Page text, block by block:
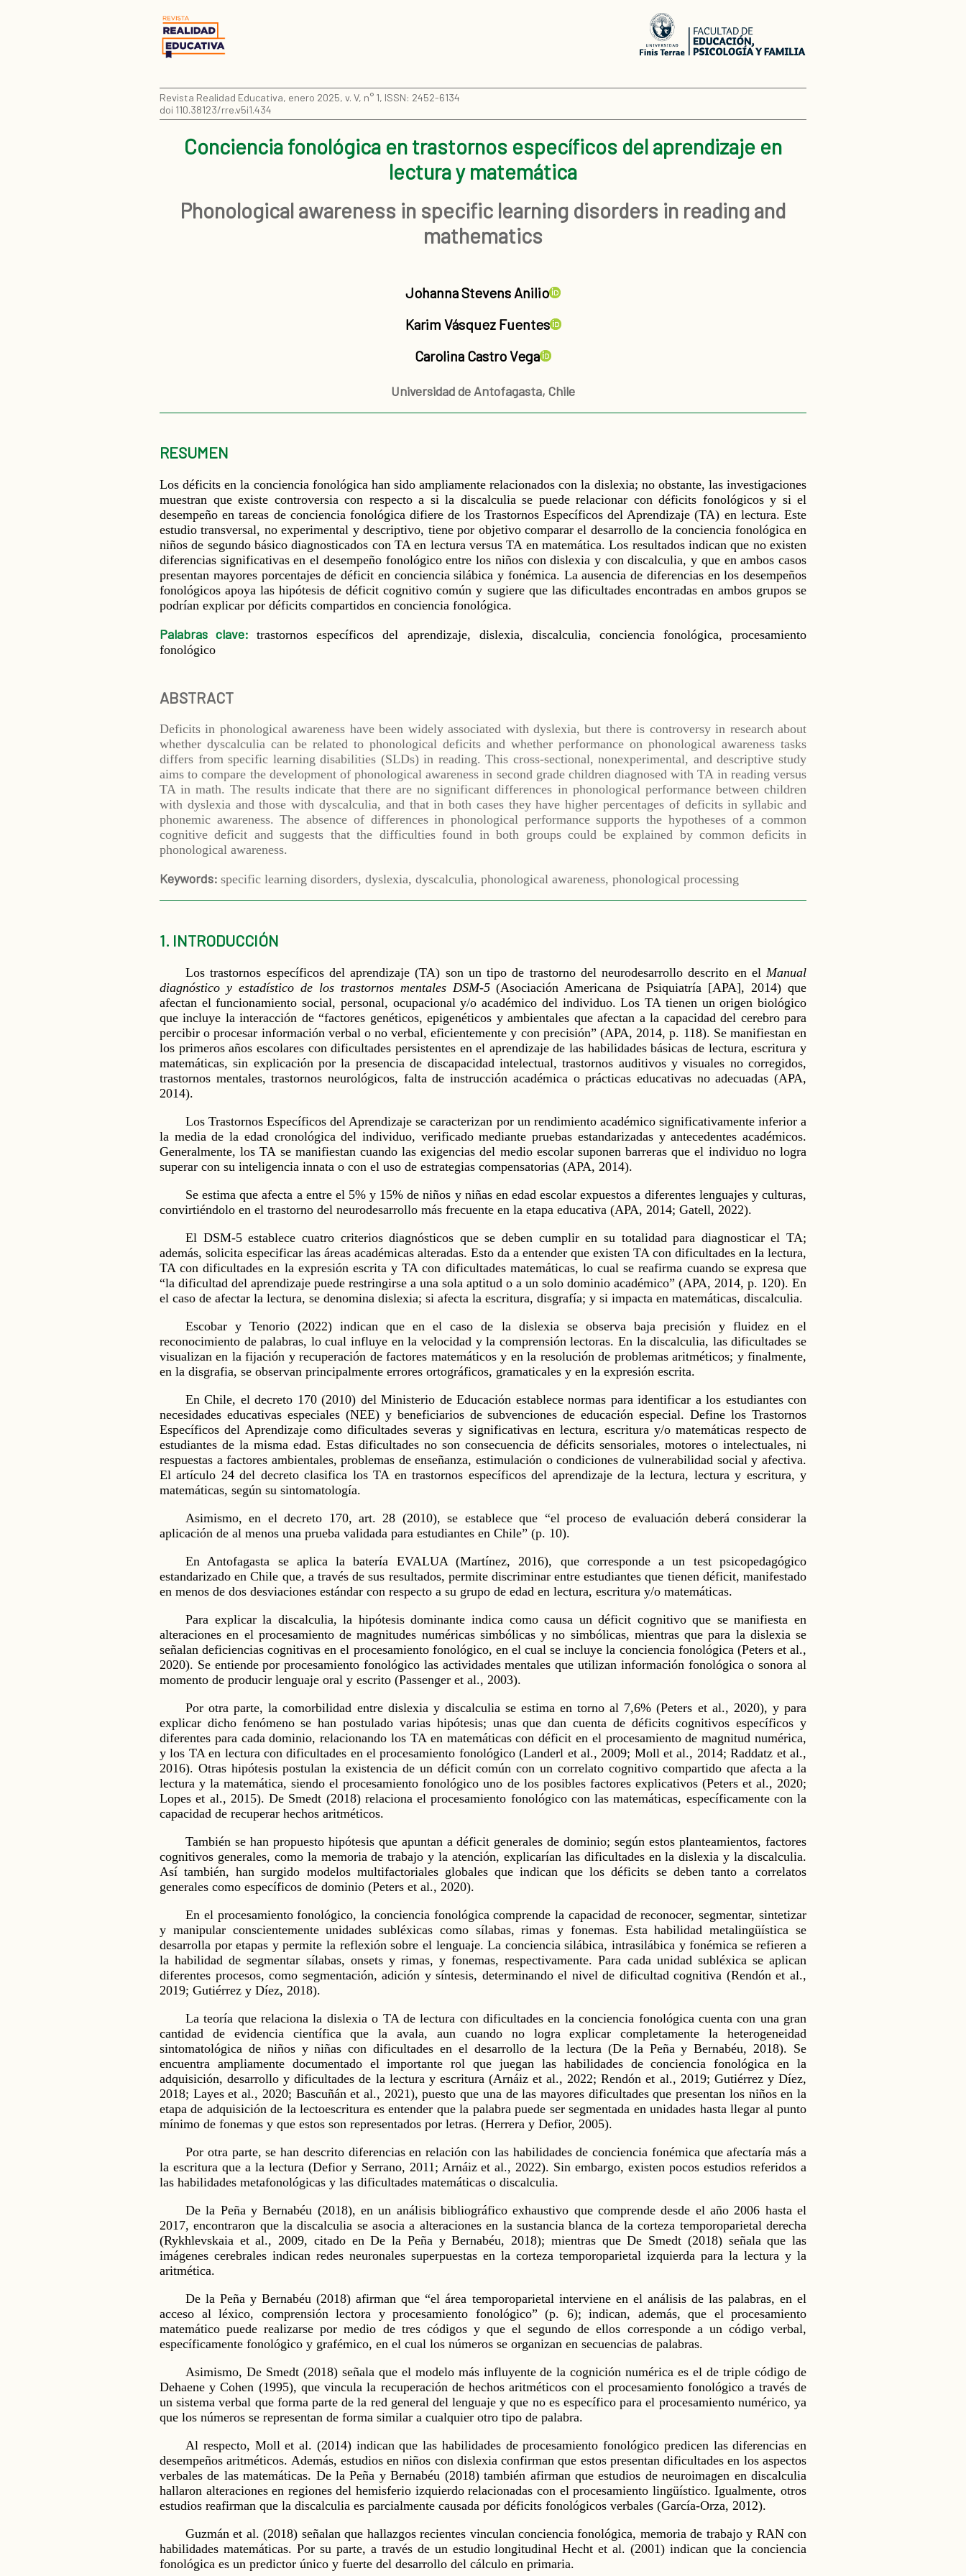
Revista Realidad Educativa, enero 2025, v. V, n° 1, ISSN: 2452-6134
doi 110.38123/rre.v5i1.434
Conciencia fonológica en trastornos específicos del aprendizaje en
lectura y matemática
Phonological awareness in specific learning disorders in reading and
mathematics
Johanna Stevens Anilio
Karim Vásquez Fuentes
Carolina Castro Vega
Universidad de Antofagasta, Chile
RESUMEN
Los déficits en la conciencia fonológica han sido ampliamente relacionados con la dislexia; no obstante, las investigaciones
muestran que existe controversia con respecto a si la discalculia se puede relacionar con déficits fonológicos y si el
desempeño en tareas de conciencia fonológica difiere de los Trastornos Específicos del Aprendizaje (TA) en lectura. Este
estudio transversal, no experimental y descriptivo, tiene por objetivo comparar el desarrollo de la conciencia fonológica en
niños de segundo básico diagnosticados con TA en lectura versus TA en matemática. Los resultados indican que no existen
diferencias significativas en el desempeño fonológico entre los niños con dislexia y con discalculia, y que en ambos casos
presentan mayores porcentajes de déficit en conciencia silábica y fonémica. La ausencia de diferencias en los desempeños
fonológicos apoya las hipótesis de déficit cognitivo común y sugiere que las dificultades encontradas en ambos grupos se
podrían explicar por déficits compartidos en conciencia fonológica.
Palabras clave:trastornos específicos del aprendizaje, dislexia, discalculia, conciencia fonológica, procesamiento
fonológico
ABSTRACT
Deficits in phonological awareness have been widely associated with dyslexia, but there is controversy in research about
whether dyscalculia can be related to phonological deficits and whether performance on phonological awareness tasks
differs from specific learning disabilities (SLDs) in reading. This cross-sectional, nonexperimental, and descriptive study
aims to compare the development of phonological awareness in second grade children diagnosed with TA in reading versus
TA in math. The results indicate that there are no significant differences in phonological performance between children
with dyslexia and those with dyscalculia, and that in both cases they have higher percentages of deficits in syllabic and
phonemic awareness. The absence of differences in phonological performance supports the hypotheses of a common
cognitive deficit and suggests that the difficulties found in both groups could be explained by common deficits in
phonological awareness.
Keywords: specific learning disorders, dyslexia, dyscalculia, phonological awareness, phonological processing
1. INTRODUCCIÓN
Los trastornos específicos del aprendizaje (TA) son un tipo de trastorno del neurodesarrollo descrito en el Manual
diagnóstico y estadístico de los trastornos mentales DSM-5(Asociación Americana de Psiquiatría [APA], 2014) que
afectan el funcionamiento social, personal, ocupacional y/o académico del individuo. Los TA tienen un origen biológico
que incluye la interacción de “factores genéticos, epigenéticos y ambientales que afectan a la capacidad del cerebro para
percibir o procesar información verbal o no verbal, eficientemente y con precisión” (APA, 2014, p. 118). Se manifiestan en
los primeros años escolares con dificultades persistentes en el aprendizaje de las habilidades básicas de lectura, escritura y
matemáticas, sin explicación por la presencia de discapacidad intelectual, trastornos auditivos y visuales no corregidos,
trastornos mentales, trastornos neurológicos, falta de instrucción académica o prácticas educativas no adecuadas (APA,
2014).
Los Trastornos Específicos del Aprendizaje se caracterizan por un rendimiento académico significativamente inferior a
la media de la edad cronológica del individuo, verificado mediante pruebas estandarizadas y antecedentes académicos.
Generalmente, los TA se manifiestan cuando las exigencias del medio escolar suponen barreras que el individuo no logra
superar con su inteligencia innata o con el uso de estrategias compensatorias (APA, 2014).
Se estima que afecta a entre el 5% y 15% de niños y niñas en edad escolar expuestos a diferentes lenguajes y culturas,
convirtiéndolo en el trastorno del neurodesarrollo más frecuente en la etapa educativa (APA, 2014; Gatell, 2022).
El DSM-5 establece cuatro criterios diagnósticos que se deben cumplir en su totalidad para diagnosticar el TA;
además, solicita especificar las áreas académicas alteradas. Esto da a entender que existen TA con dificultades en la lectura,
TA con dificultades en la expresión escrita y TA con dificultades matemáticas, lo cual se reafirma cuando se expresa que
“la dificultad del aprendizaje puede restringirse a una sola aptitud o a un solo dominio académico” (APA, 2014, p. 120). En
el caso de afectar la lectura, se denomina dislexia; si afecta la escritura, disgrafía; y si impacta en matemáticas, discalculia.
Escobar y Tenorio (2022) indican que en el caso de la dislexia se observa baja precisión y fluidez en el
reconocimiento de palabras, lo cual influye en la velocidad y la comprensión lectoras. En la discalculia, las dificultades se
visualizan en la fijación y recuperación de factores matemáticos y en la resolución de problemas aritméticos; y finalmente,
en la disgrafia, se observan principalmente errores ortográficos, gramaticales y en la expresión escrita.
En Chile, el decreto 170 (2010) del Ministerio de Educación establece normas para identificar a los estudiantes con
necesidades educativas especiales (NEE) y beneficiarios de subvenciones de educación especial. Define los Trastornos
Específicos del Aprendizaje como dificultades severas y significativas en lectura, escritura y/o matemáticas respecto de
estudiantes de la misma edad. Estas dificultades no son consecuencia de déficits sensoriales, motores o intelectuales, ni
respuestas a factores ambientales, problemas de enseñanza, estimulación o condiciones de vulnerabilidad social y afectiva.
El artículo 24 del decreto clasifica los TA en trastornos específicos del aprendizaje de la lectura, lectura y escritura, y
matemáticas, según su sintomatología.
Asimismo, en el decreto 170, art. 28 (2010), se establece que “el proceso de evaluación deberá considerar la
aplicación de al menos una prueba validada para estudiantes en Chile” (p. 10).
En Antofagasta se aplica la batería EVALUA (Martínez, 2016), que corresponde a un test psicopedagógico
estandarizado en Chile que, a través de sus resultados, permite discriminar entre estudiantes que tienen déficit, manifestado
en menos de dos desviaciones estándar con respecto a su grupo de edad en lectura, escritura y/o matemáticas.
Para explicar la discalculia, la hipótesis dominante indica como causa un déficit cognitivo que se manifiesta en
alteraciones en el procesamiento de magnitudes numéricas simbólicas y no simbólicas, mientras que para la dislexia se
señalan deficiencias cognitivas en el procesamiento fonológico, en el cual se incluye la conciencia fonológica (Peters et al.,
2020). Se entiende por procesamiento fonológico las actividades mentales que utilizan información fonológica o sonora al
momento de producir lenguaje oral y escrito (Passenger et al., 2003).
Por otra parte, la comorbilidad entre dislexia y discalculia se estima en torno al 7,6% (Peters et al., 2020), y para
explicar dicho fenómeno se han postulado varias hipótesis; unas que dan cuenta de déficits cognitivos específicos y
diferentes para cada dominio, relacionando los TA en matemáticas con déficit en el procesamiento de magnitud numérica,
y los TA en lectura con dificultades en el procesamiento fonológico (Landerl et al., 2009; Moll et al., 2014; Raddatz et al.,
2016). Otras hipótesis postulan la existencia de un déficit común con un correlato cognitivo compartido que afecta a la
lectura y la matemática, siendo el procesamiento fonológico uno de los posibles factores explicativos (Peters et al., 2020;
Lopes et al., 2015). De Smedt (2018) relaciona el procesamiento fonológico con las matemáticas, específicamente con la
capacidad de recuperar hechos aritméticos.
También se han propuesto hipótesis que apuntan a déficit generales de dominio; según estos planteamientos, factores
cognitivos generales, como la memoria de trabajo y la atención, explicarían las dificultades en la dislexia y la discalculia.
Así también, han surgido modelos multifactoriales globales que indican que los déficits se deben tanto a correlatos
generales como específicos de dominio (Peters et al., 2020).
En el procesamiento fonológico, la conciencia fonológica comprende la capacidad de reconocer, segmentar, sintetizar
y manipular conscientemente unidades subléxicas como sílabas, rimas y fonemas. Esta habilidad metalingüística se
desarrolla por etapas y permite la reflexión sobre el lenguaje. La conciencia silábica, intrasilábica y fonémica se refieren a
la habilidad de segmentar sílabas, onsets y rimas, y fonemas, respectivamente. Para cada unidad subléxica se aplican
diferentes procesos, como segmentación, adición y síntesis, determinando el nivel de dificultad cognitiva (Rendón et al.,
2019; Gutiérrez y Díez, 2018).
La teoría que relaciona la dislexia o TA de lectura con dificultades en la conciencia fonológica cuenta con una gran
cantidad de evidencia científica que la avala, aun cuando no logra explicar completamente la heterogeneidad
sintomatológica de niños y niñas con dificultades en el desarrollo de la lectura (De la Peña y Bernabéu, 2018). Se
encuentra ampliamente documentado el importante rol que juegan las habilidades de conciencia fonológica en la
adquisición, desarrollo y dificultades de la lectura y escritura (Arnáiz et al., 2022; Rendón et al., 2019; Gutiérrez y Díez,
2018; Layes et al., 2020; Bascuñán et al., 2021), puesto que una de las mayores dificultades que presentan los niños en la
etapa de adquisición de la lectoescritura es entender que la palabra puede ser segmentada en unidades hasta llegar al punto
mínimo de fonemas y que estos son representados por letras. (Herrera y Defior, 2005).
Por otra parte, se han descrito diferencias en relación con las habilidades de conciencia fonémica que afectaría más a
la escritura que a la lectura (Defior y Serrano, 2011; Arnáiz et al., 2022). Sin embargo, existen pocos estudios referidos a
las habilidades metafonológicas y las dificultades matemáticas o discalculia.
De la Peña y Bernabéu (2018), en un análisis bibliográfico exhaustivo que comprende desde el año 2006 hasta el
2017, encontraron que la discalculia se asocia a alteraciones en la sustancia blanca de la corteza temporoparietal derecha
(Rykhlevskaia et al., 2009, citado en De la Peña y Bernabéu, 2018); mientras que De Smedt (2018) señala que las
imágenes cerebrales indican redes neuronales superpuestas en la corteza temporoparietal izquierda para la lectura y la
aritmética.
De la Peña y Bernabéu (2018) afirman que “el área temporoparietal interviene en el análisis de las palabras, en el
acceso al léxico, comprensión lectora y procesamiento fonológico” (p. 6); indican, además, que el procesamiento
matemático puede realizarse por medio de tres códigos y que el segundo de ellos corresponde a un código verbal,
específicamente fonológico y grafémico, en el cual los números se organizan en secuencias de palabras.
Asimismo, De Smedt (2018) señala que el modelo más influyente de la cognición numérica es el de triple código de
Dehaene y Cohen (1995), que vincula la recuperación de hechos aritméticos con el procesamiento fonológico a través de
un sistema verbal que forma parte de la red general del lenguaje y que no es específico para el procesamiento numérico, ya
que los números se representan de forma similar a cualquier otro tipo de palabra.
Al respecto, Moll et al. (2014) indican que las habilidades de procesamiento fonológico predicen las diferencias en
desempeños aritméticos. Además, estudios en niños con dislexia confirman que estos presentan dificultades en los aspectos
verbales de las matemáticas. De la Peña y Bernabéu (2018) también afirman que estudios de neuroimagen en discalculia
hallaron alteraciones en regiones del hemisferio izquierdo relacionadas con el procesamiento lingüístico. Igualmente, otros
estudios reafirman que la discalculia es parcialmente causada por déficits fonológicos verbales (García-Orza, 2012).
Guzmán et al. (2018) señalan que hallazgos recientes vinculan conciencia fonológica, memoria de trabajo y RAN con
habilidades matemáticas. Por su parte, a través de un estudio longitudinal Hecht et al. (2001) indican que la conciencia
fonológica es un predictor único y fuerte del desarrollo del cálculo en primaria.